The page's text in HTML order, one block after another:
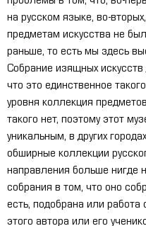
на русском языке, во-
предметам искусства не
раньше, то есть мы здесь
Собрание изящных
что это единственное
уровня коллекция
такого нет, поэтому этот
уникальным, в других
обширные коллекции
направления больше нигде
собрания в том, что оно
есть, подобрана или работа
этого автора или его